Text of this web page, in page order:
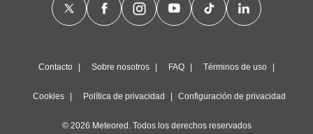
Contacto Sobre nosotros FAQ Términos de uso
Cookies Política de privacidad Configuración de privacidad
© 2026 Meteored. Todos los derechos reservados